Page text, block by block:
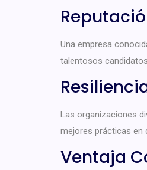
Una empresa
talentosos
Las organizaciones
mejores prácticas en
Ventaja